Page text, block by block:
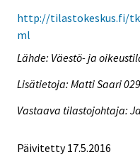
http://tilastokeskus.fi/
ml
Lähde: Väestö- ja
Lisätietoja: Matti Saari
Vastaava tilastojohtaja:
Päivitetty 17.5.2016